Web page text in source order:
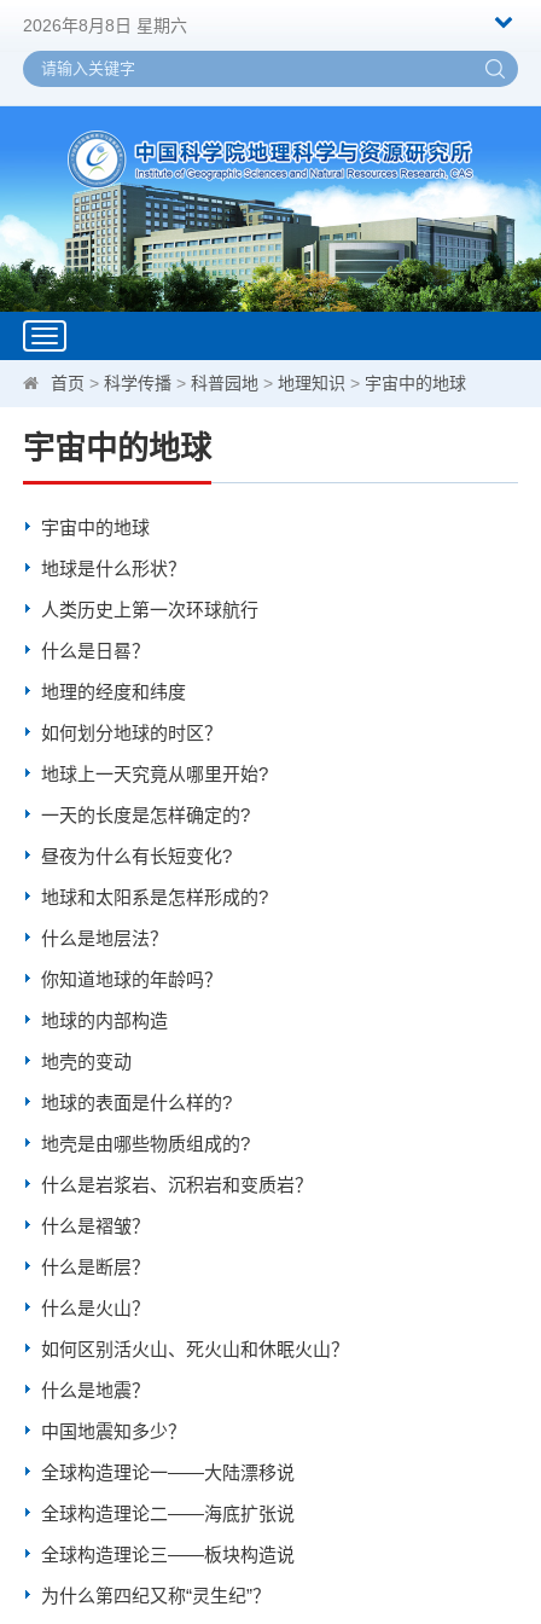
2026年8月8日 星期六
Toggle
navigation
首页 >科学传播 >科普园地 >地理知识 > 宇宙中的地球
宇宙中的地球
宇宙中的地球
地球是什么形状？
人类历史上第一次环球航行
什么是日晷？
地理的经度和纬度
如何划分地球的时区？
地球上一天究竟从哪里开始?
一天的长度是怎样确定的?
昼夜为什么有长短变化?
地球和太阳系是怎样形成的?
什么是地层法？
你知道地球的年龄吗？
地球的内部构造
地壳的变动
地球的表面是什么样的?
地壳是由哪些物质组成的?
什么是岩浆岩、沉积岩和变质岩？
什么是褶皱？
什么是断层？
什么是火山？
如何区别活火山、死火山和休眠火山？
什么是地震？
中国地震知多少？
全球构造理论一——大陆漂移说
全球构造理论二——海底扩张说
全球构造理论三——板块构造说
为什么第四纪又称“灵生纪”？